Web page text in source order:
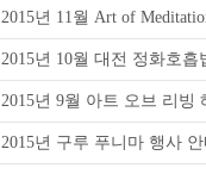
2015년 11월 Art of
2015년 10월 대전 정화호흡
2015년 9월 아트 오브 리빙
2015년 구루 푸니마 행사